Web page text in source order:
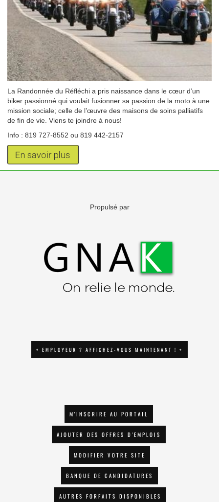
La Randonnée du Réfléchi a pris naissance dans le cœur d’un
biker passionné qui voulait fusionner sa passion de la moto à une
mission sociale; celle de l’œuvre des maisons de soins palliatifs
de fin de vie. Viens te joindre à nous!
Info : 819 727-8552 ou 819 442-2157
Propulsé par
+ EMPLOYEUR ? AFFICHEZ-VOUS MAINTENANT ! +
M'INSCRIRE AU PORTAIL
AJOUTER DES OFFRES D'EMPLOIS
MODIFIER VOTRE SITE
BANQUE DE CANDIDATURES
AUTRES FORFAITS DISPONIBLES